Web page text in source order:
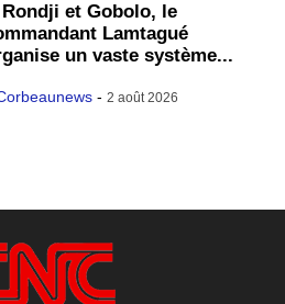
et Gobolo, le
Lamtagué
un vaste système...
- 2 août 2026